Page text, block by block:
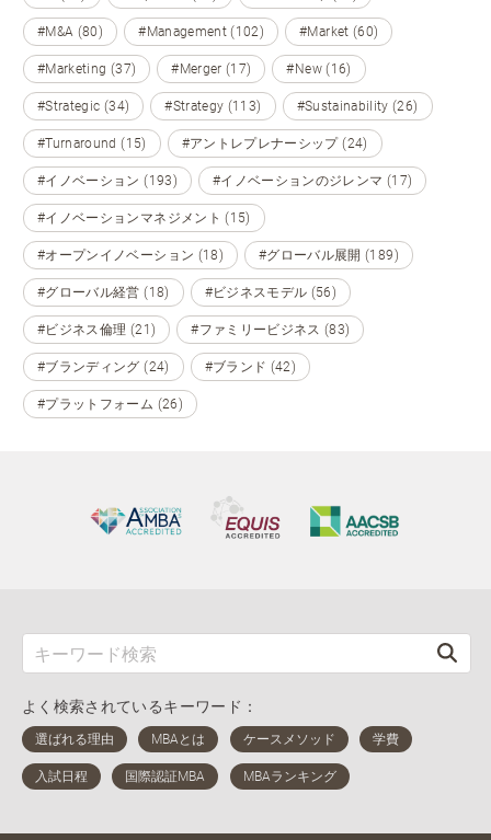
#M&A (80) #Management (102) #Market (60)
#Marketing (37) #Merger (17) #New (16)
#Strategic (34) #Strategy (113) #Sustainability (26)
#Turnaround (15) #アントレプレナーシップ (24)
#イノベーション (193) #イノベーションのジレンマ (17)
#イノベーションマネジメント (15)
#オープンイノベーション (18) #グローバル展開 (189)
#グローバル経営 (18) #ビジネスモデル (56)
#ビジネス倫理 (21) #ファミリービジネス (83)
#ブランディング (24) #ブランド (42)
#プラットフォーム (26)
よく検索されているキーワード：